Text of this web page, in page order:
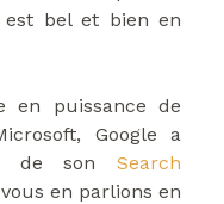
est bel et bien en
en puissance de
Google a
de sonSearch
en parlions en